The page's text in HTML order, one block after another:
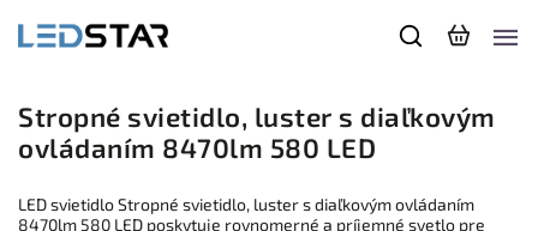
Stropné svietidlo, luster s diaľkovým
ovládaním 8470lm 580 LED
LED svietidlo Stropné svietidlo, luster s diaľkovým ovládaním
8470lm 580 LED poskytuje rovnomerné a príjemné svetlo pre